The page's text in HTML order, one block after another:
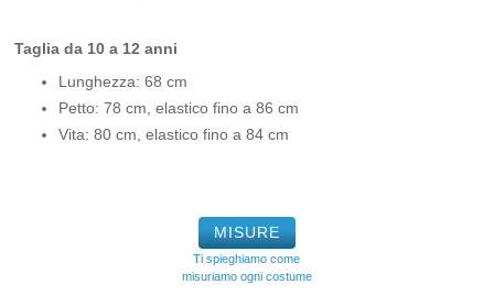
Taglia da 10 a 12 anni
Lunghezza: 68 cm
Petto: 78 cm, elastico fino a 86 cm
Vita: 80 cm, elastico fino a 84 cm
MISURE
Ti spieghiamo come
misuriamo ogni costume